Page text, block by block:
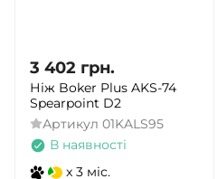
3 402 грн.
Ніж Boker Plus AKS-74
Spearpoint D2
Артикул 01KALS95
В наявності
x 3 міс.